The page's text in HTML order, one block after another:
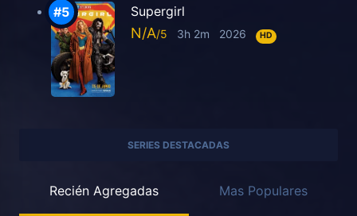
Supergirl
N/A 3h 2m 2026 HD
SERIES DESTACADAS
Recién Agregadas Mas Populares